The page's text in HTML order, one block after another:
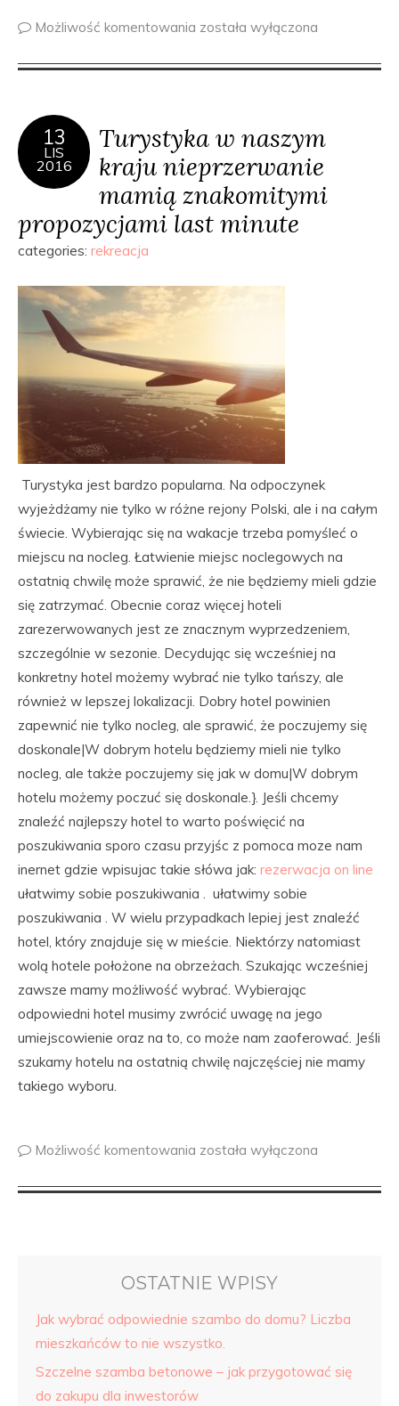
Możliwość komentowania została wyłączona
13
LIS
2016
Turystyka w naszym
kraju nieprzerwanie
mamią znakomitymi
propozycjami last minute
categories: rekreacja
Turystyka jest bardzo popularna. Na odpoczynek
wyjeżdżamy nie tylko w różne rejony Polski, ale i na całym
świecie. Wybierając się na wakacje trzeba pomyśleć o
miejscu na nocleg. Łatwienie miejsc noclegowych na
ostatnią chwilę może sprawić, że nie będziemy mieli gdzie
się zatrzymać. Obecnie coraz więcej hoteli
zarezerwowanych jest ze znacznym wyprzedzeniem,
szczególnie w sezonie. Decydując się wcześniej na
konkretny hotel możemy wybrać nie tylko tańszy, ale
również w lepszej lokalizacji. Dobry hotel powinien
zapewnić nie tylko nocleg, ale sprawić, że poczujemy się
doskonale|W dobrym hotelu będziemy mieli nie tylko
nocleg, ale także poczujemy się jak w domu|W dobrym
hotelu możemy poczuć się doskonale.}. Jeśli chcemy
znaleźć najlepszy hotel to warto poświęcić na
poszukiwania sporo czasu przyjśc z pomoca moze nam
inernet gdzie wpisujac takie słówa jak: rezerwacja on line
ułatwimy sobie poszukiwania . ułatwimy sobie
poszukiwania . W wielu przypadkach lepiej jest znaleźć
hotel, który znajduje się w mieście. Niektórzy natomiast
wolą hotele położone na obrzeżach. Szukając wcześniej
zawsze mamy możliwość wybrać. Wybierając
odpowiedni hotel musimy zwrócić uwagę na jego
umiejscowienie oraz na to, co może nam zaoferować. Jeśli
szukamy hotelu na ostatnią chwilę najczęściej nie mamy
takiego wyboru.
Możliwość komentowania została wyłączona
OSTATNIE WPISY
Jak wybrać odpowiednie szambo do domu? Liczba
mieszkańców to nie wszystko.
Szczelne szamba betonowe – jak przygotować się
do zakupu dla inwestorów